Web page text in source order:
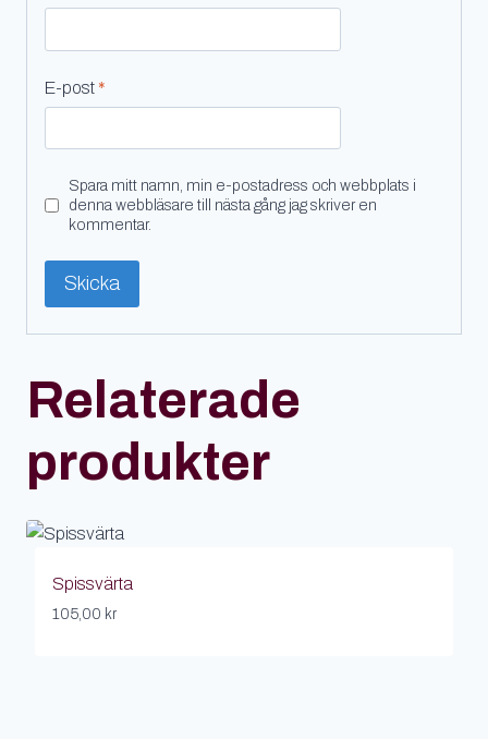
E-post *
Spara mitt namn, min e-postadress och webbplats i
denna webbläsare till nästa gång jag skriver en
kommentar.
Relaterade
produkter
Spissvärta
105,00 kr